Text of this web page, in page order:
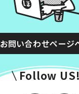
お問い合わせページ
Follow